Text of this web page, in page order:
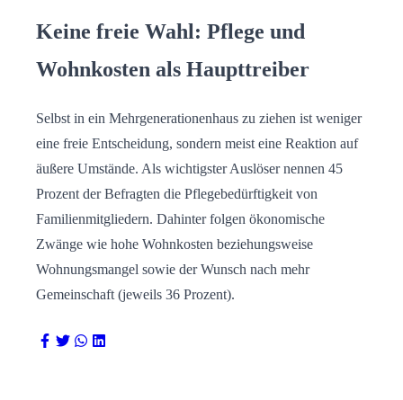
Keine freie Wahl: Pflege und
Wohnkosten als Haupttreiber
Selbst in ein Mehrgenerationenhaus zu ziehen ist weniger
eine freie Entscheidung, sondern meist eine Reaktion auf
äußere Umstände. Als wichtigster Auslöser nennen 45
Prozent der Befragten die Pflegebedürftigkeit von
Familienmitgliedern. Dahinter folgen ökonomische
Zwänge wie hohe Wohnkosten beziehungsweise
Wohnungsmangel sowie der Wunsch nach mehr
Gemeinschaft (jeweils 36 Prozent).